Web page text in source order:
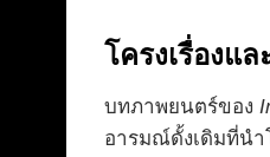
โครงเรื่องแ
บทภาพยนตร์ของ
อารมณ์ดั้งเดิมที่น